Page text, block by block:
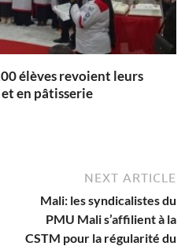
élèves revoient leurs
en pâtisserie
NEXT ARTICLE
Mali: les syndicalistes du
PMU Mali s’affilient à la
CSTM pour la régularité du